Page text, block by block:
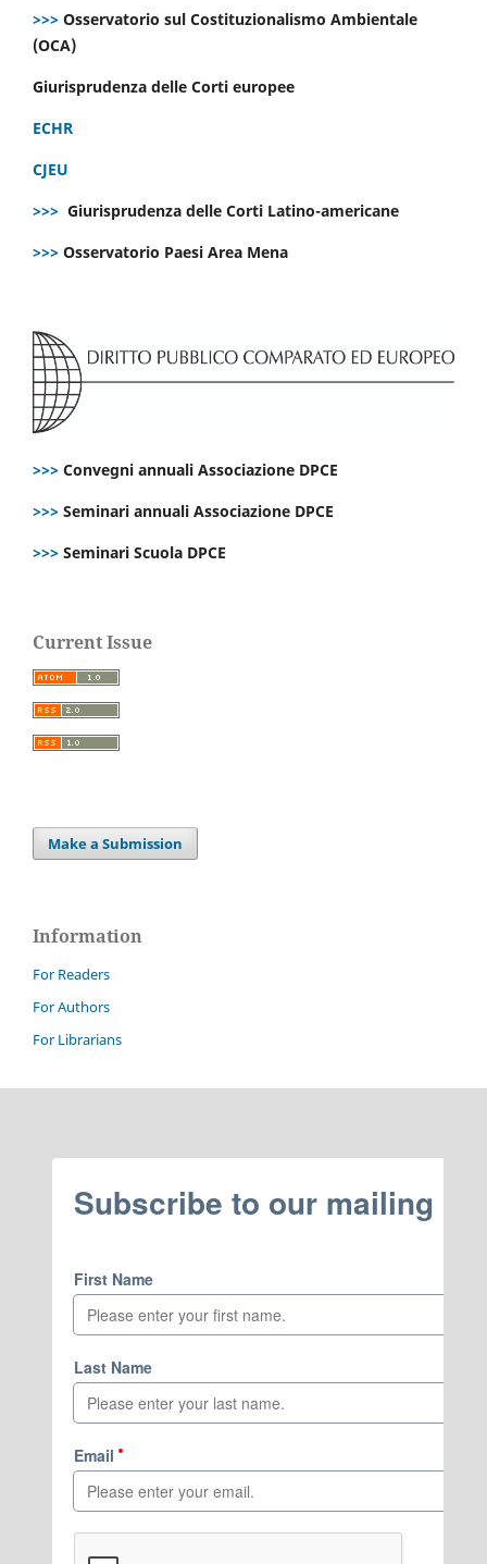
>>> Osservatorio sul Costituzionalismo Ambientale
(OCA)
Giurisprudenza delle Corti europee
ECHR
CJEU
>>> Giurisprudenza delle Corti Latino-americane
>>> Osservatorio Paesi Area Mena
>>> Convegni annuali Associazione DPCE
>>> Seminari annuali Associazione DPCE
>>> Seminari Scuola DPCE
Current Issue
Make a Submission
Information
For Readers
For Authors
For Librarians